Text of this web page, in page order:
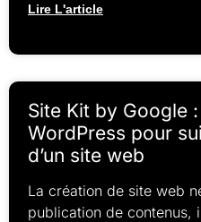
Lire L'article
Site Kit by Google
WordPress pour
d’un site web
La création de site web
publication de contenus,